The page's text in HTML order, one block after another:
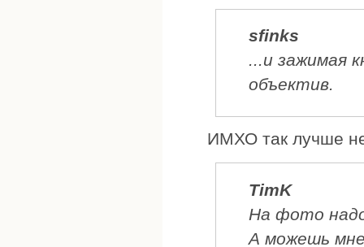
sfinks
...и зажимая
объектив.
ИМХО так лучше не
TimK
На фото
А можешь